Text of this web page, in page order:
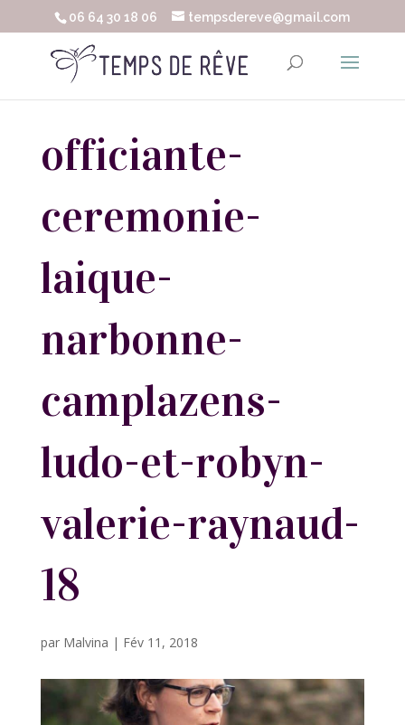
06 64 30 18 06 tempsdereve@gmail.com
officiante-
ceremonie-
laique-
narbonne-
camplazens-
ludo-et-robyn-
valerie-raynaud-
18
par Malvina | Fév 11, 2018